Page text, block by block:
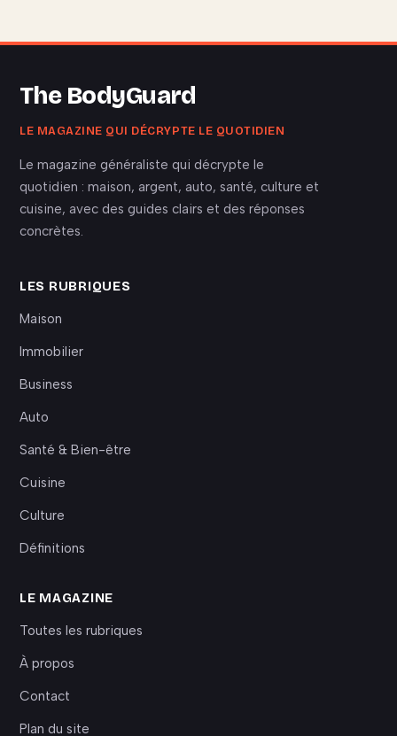
The BodyGuard
LE MAGAZINE QUI DÉCRYPTE LE QUOTIDIEN
Le magazine généraliste qui décrypte le
quotidien : maison, argent, auto, santé, culture et
cuisine, avec des guides clairs et des réponses
concrètes.
LES RUBRIQUES
Maison
Immobilier
Business
Auto
Santé & Bien-être
Cuisine
Culture
Définitions
LE MAGAZINE
Toutes les rubriques
À propos
Contact
Plan du site